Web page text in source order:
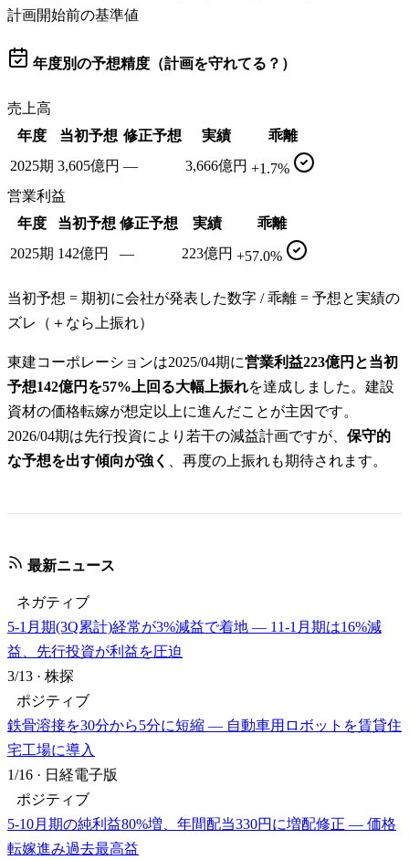
計画開始前の基準値
年度別の予想精度（計画を守れてる？）
売上高
年度
当初予想 修正予想 実績
乖離
2025期 3,605億円 — 3,666億円 +1.7%
営業利益
年度
当初予想 修正予想 実績
乖離
2025期 142億円 — 223億円 +57.0%
当初予想 = 期初に会社が発表した数字 / 乖離 = 予想と実績の
ズレ（＋なら上振れ）
東建コーポレーションは2025/04期に営業利益223億円と当初
予想142億円を57%上回る大幅上振れを達成しました。建設
資材の価格転嫁が想定以上に進んだことが主因です。
2026/04期は先行投資により若干の減益計画ですが、 保守的
な予想を出す傾向が強く
、再度の上振れも期待されます。
最新ニュース
ネガティブ
5-1月期(3Q累計)経常が3%減益で着地 — 11-1月期は16%減
益、先行投資が利益を圧迫
3/13 · 株探
ポジティブ
鉄骨溶接を30分から5分に短縮 — 自動車用ロボットを賃貸住
宅工場に導入
1/16 · 日経電子版
ポジティブ
5-10月期の純利益80%増、年間配当330円に増配修正 — 価格
転嫁進み過去最高益